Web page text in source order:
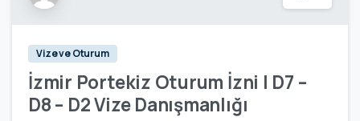
Vize ve Oturum
İzmir Portekiz Oturum İzni | D7 –
D8 – D2 Vize Danışmanlığı